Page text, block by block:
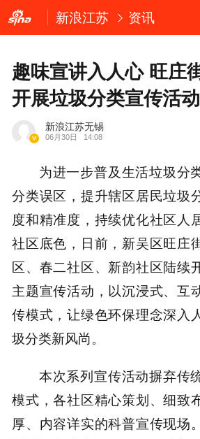
新浪江苏 资讯
趣味宣讲入人心 旺庄
开展垃圾分类宣传活动
新浪江苏无锡
06月30日 14:08
为进一步普及生活垃圾分
分类误区，提升辖区居民垃圾
度和精准度，持续优化社区人
社区底色，日前，新吴区旺庄
区、春二社区、新韵社区陆续
主题宣传活动，以沉浸式、互
传模式，让绿色环保理念深入
圾分类新风尚。
本次系列宣传活动摒弃传
模式，各社区精心策划、细致
厚、内容详实的科普宣传现场